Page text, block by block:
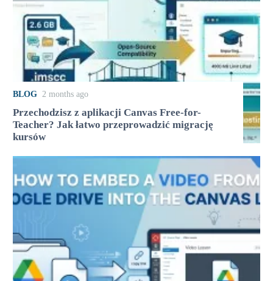
BLOG 2 months ago
Przechodzisz z aplikacji Canvas Free-for-
Teacher? Jak łatwo przeprowadzić migrację
kursów